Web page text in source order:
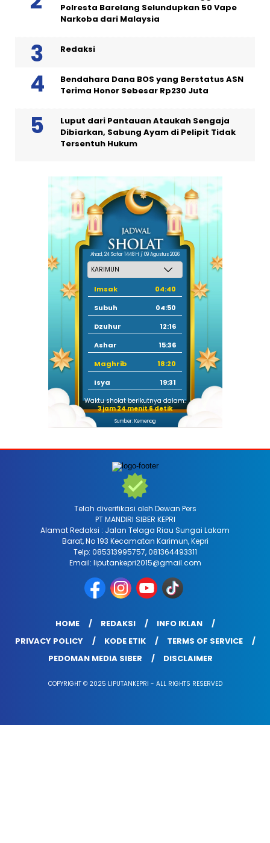
Polresta Barelang Selundupkan 50 Vape
Narkoba dari Malaysia
Redaksi
Bendahara Dana BOS yang Berstatus ASN
Terima Honor Sebesar Rp230 Juta
Luput dari Pantauan Ataukah Sengaja
Dibiarkan, Sabung Ayam di Pelipit Tidak
Tersentuh Hukum
Ahad, 24 Safar 1448 H / 09 Agustus 2026
Imsak
04:40
Subuh
04:50
Dzuhur
12:16
Ashar
15:36
Maghrib
18:20
Isya
19:31
Waktu sholat berikutnya dalam:
3 jam 24 menit 4 detik
Sumber: Kemenag
Telah diverifikasi oleh Dewan Pers
PT MANDIRI SIBER KEPRI
Alamat Redaksi : Jalan Telaga Riau Sungai Lakam
Barat, No 193 Kecamatan Karimun, Kepri
Telp: 085313995757, 081364493311
Email: liputankepri2015@gmail.com
HOME REDAKSI
INFO IKLAN
PRIVACY POLICY
KODE ETIK
TERMS OF SERVICE
PEDOMAN MEDIA SIBER
DISCLAIMER
COPYRIGHT © 2025 LIPUTANKEPRI - ALL RIGHTS RESERVED